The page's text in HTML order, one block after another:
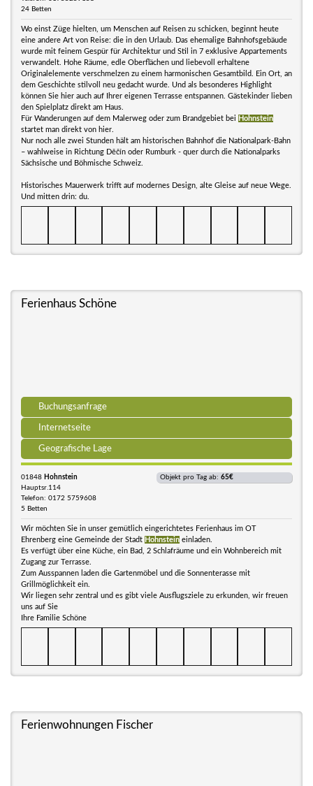
24 Betten
Wo einst Züge hielten, um Menschen auf Reisen zu schicken, beginnt heute
eine andere Art von Reise: die in den Urlaub. Das ehemalige Bahnhofsgebäude
wurde mit feinem Gespür für Architektur und Stil in 7 exklusive Appartements
verwandelt. Hohe Räume, edle Oberflächen und liebevoll erhaltene
Originalelemente verschmelzen zu einem harmonischen Gesamtbild. Ein Ort, an
dem Geschichte stilvoll neu gedacht wurde. Und als besonderes Highlight
können Sie hier auch auf Ihrer eigenen Terrasse entspannen. Gästekinder lieben
den Spielplatz direkt am Haus.
Für Wanderungen auf dem Malerweg oder zum Brandgebiet bei Hohnstein
startet man direkt von hier.
Nur noch alle zwei Stunden hält am historischen Bahnhof die Nationalpark-Bahn
– wahlweise in Richtung Děčín oder Rumburk - quer durch die Nationalparks
Sächsische und Böhmische Schweiz.
Historisches Mauerwerk trifft auf modernes Design, alte Gleise auf neue Wege.
Und mitten drin: du.
Ferienhaus Schöne
Buchungsanfrage
Internetseite
Geografische Lage
01848 Hohnstein
Hauptsr.114
Telefon: 0172 5759608
5 Betten
Objekt pro Tag ab: 65€
Wir möchten Sie in unser gemütlich eingerichtetes Ferienhaus im OT
Ehrenberg eine Gemeinde der Stadt Hohnstein einladen.
Es verfügt über eine Küche, ein Bad, 2 Schlafräume und ein Wohnbereich mit
Zugang zur Terrasse.
Zum Ausspannen laden die Gartenmöbel und die Sonnenterasse mit
Grillmöglichkeit ein.
Wir liegen sehr zentral und es gibt viele Ausflugsziele zu erkunden, wir freuen
uns auf Sie
Ihre Familie Schöne
Ferienwohnungen Fischer